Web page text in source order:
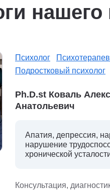
Психолог
Подростковый психолог
Ph.D.st Коваль
Анатольевич
Апатия, депрессия,
нарушение
хронической
Консультация,